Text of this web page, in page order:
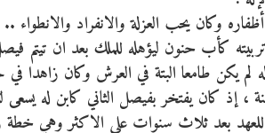
وكان يحب العزلة والانفراد والانطواء
كأب حنون ليؤهله للملك بعد ان تيتم
يكن طامعا البتة في العرش وكان زاهدا في
وصايته التي استمرت قرابة 13 سنة ، إذ كان يفتخر بفيصل الثاني كابن
للعهد بعد ثلاث سنوات على الاكثر وهي خطة